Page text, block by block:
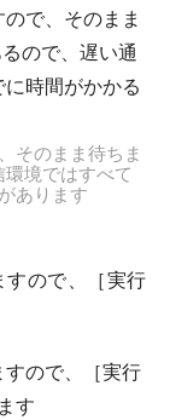
そのまま待ちま
境ではすべて
あります
すので、［実行